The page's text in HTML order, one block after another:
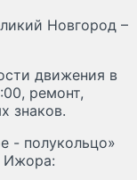
Новгород –
движения в
ремонт,
знаков.
- полукольцо»
Ижора: